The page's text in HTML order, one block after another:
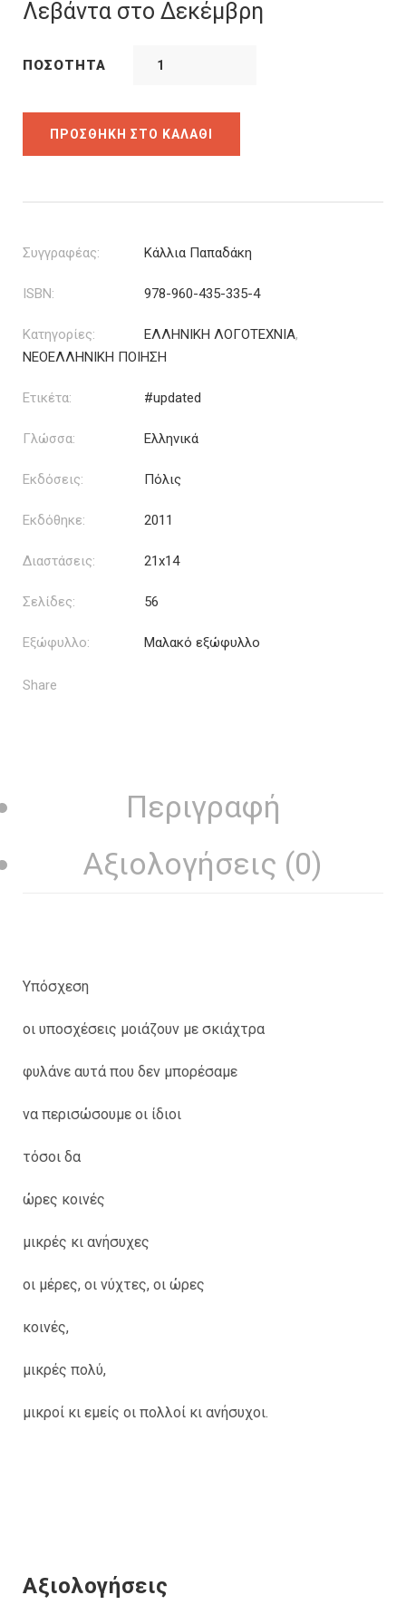
Λεβάντα στο Δεκέμβρη
ΠΟΣΌΤΗΤΑ
ΠΡΟΣΘΉΚΗ ΣΤΟ ΚΑΛΆΘΙ
Συγγραφέας: Κάλλια Παπαδάκη
ISBN: 978-960-435-335-4
Κατηγορίες: ΕΛΛΗΝΙΚΗ ΛΟΓΟΤΕΧΝΙΑ,
ΝΕΟΕΛΛΗΝΙΚΗ ΠΟΙΗΣΗ
Ετικέτα: #updated
Γλώσσα: Ελληνικά
Εκδόσεις: Πόλις
Εκδόθηκε: 2011
Διαστάσεις: 21x14
Σελίδες: 56
Εξώφυλλο: Μαλακό εξώφυλλο
Share
Περιγραφή
Αξιολογήσεις (0)
Υπόσχεση
οι υποσχέσεις μοιάζουν με σκιάχτρα
φυλάνε αυτά που δεν μπορέσαμε
να περισώσουμε οι ίδιοι
τόσοι δα
ώρες κοινές
μικρές κι ανήσυχες
οι μέρες, οι νύχτες, οι ώρες
κοινές,
μικρές πολύ,
μικροί κι εμείς οι πολλοί κι ανήσυχοι.
Αξιολογήσεις